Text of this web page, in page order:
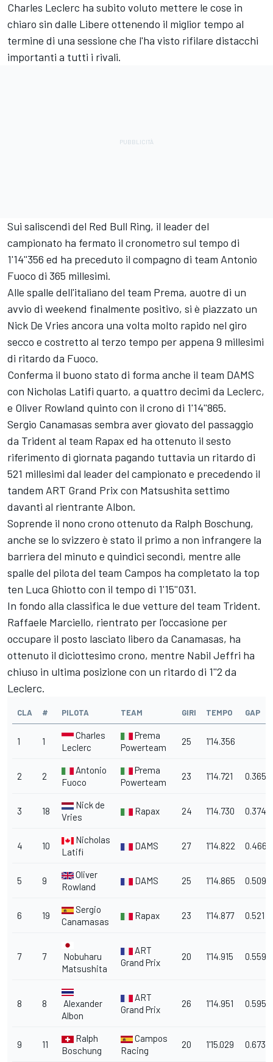
Charles Leclerc ha subito voluto mettere le cose in
chiaro sin dalle Libere ottenendo il miglior tempo al
termine di una sessione che l'ha visto rifilare distacchi
importanti a tutti i rivali.
Sui saliscendi del Red Bull Ring, il leader del
campionato ha fermato il cronometro sul tempo di
1'14''356 ed ha preceduto il compagno di team Antonio
Fuoco di 365 millesimi.
Alle spalle dell'italiano del team Prema, auotre di un
avvio di weekend finalmente positivo, si è piazzato un
Nick De Vries ancora una volta molto rapido nel giro
secco e costretto al terzo tempo per appena 9 millesimi
di ritardo da Fuoco.
Conferma il buono stato di forma anche il team DAMS
con Nicholas Latifi quarto, a quattro decimi da Leclerc,
e Oliver Rowland quinto con il crono di 1'14''865.
Sergio Canamasas sembra aver giovato del passaggio
da Trident al team Rapax ed ha ottenuto il sesto
riferimento di giornata pagando tuttavia un ritardo di
521 millesimi dal leader del campionato e precedendo il
tandem ART Grand Prix con Matsushita settimo
davanti al rientrante Albon.
Soprende il nono crono ottenuto da Ralph Boschung,
anche se lo svizzero è stato il primo a non infrangere la
barriera del minuto e quindici secondi, mentre alle
spalle del pilota del team Campos ha completato la top
ten Luca Ghiotto con il tempo di 1'15''031.
In fondo alla classifica le due vetture del team Trident.
Raffaele Marciello, rientrato per l'occasione per
occupare il posto lasciato libero da Canamasas, ha
ottenuto il diciottesimo crono, mentre Nabil Jeffri ha
chiuso in ultima posizione con un ritardo di 1''2 da
Leclerc.
CLA # PILOTA TEAM GIRI TEMPO GAP
1 1
Charles
Leclerc
Prema
Powerteam
25 1'14.356
2 2
Antonio
Fuoco
Prema
Powerteam
23 1'14.721 0.365
3 18
Nick de
Vries
Rapax 24 1'14.730 0.374
4 10
Nicholas
Latifi
DAMS 27 1'14.822 0.466
5 9
Oliver
Rowland
DAMS 25 1'14.865 0.509
6 19
Sergio
Canamasas
Rapax 23 1'14.877 0.521
7 7
Nobuharu
Matsushita
ART
Grand Prix
20 1'14.915 0.559
8 8
Alexander
Albon
ART
Grand Prix
26 1'14.951 0.595
9 11
Ralph
Boschung
Campos
Racing
20 1'15.029 0.673